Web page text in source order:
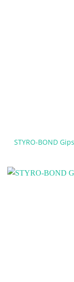
STYRO-BOND